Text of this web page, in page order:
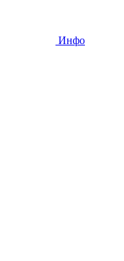
Инфо